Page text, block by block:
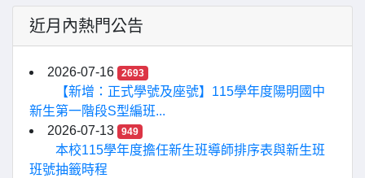
近月內熱門公告
2026-07-16 2693
【新增：正式學號及座號】115學年度陽明國中
新生第一階段S型編班...
2026-07-13
949
本校115學年度擔任新生班導師排序表與新生班
班號抽籤時程